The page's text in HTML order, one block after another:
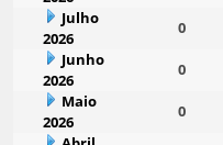
Julho
2026
0
Junho
2026
0
Maio
2026
0